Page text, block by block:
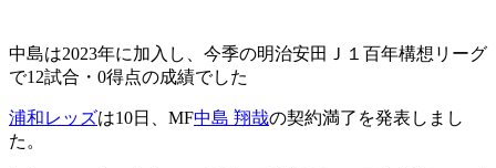
中島は2023年に加入し、今季の明治安田Ｊ１百年構想リーグ
で12試合・0得点の成績でした
浦和レッズは10日、MF中島 翔哉の契約満了を発表しまし
た。